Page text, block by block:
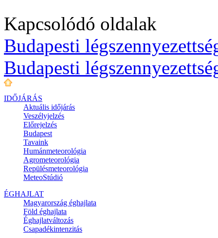
Kapcsolódó oldalak
Budapesti
Budapesti
IDŐJÁRÁS
Aktuális időjárás
Veszélyjelzés
Előrejelzés
Budapest
Tavaink
Humánmeteorológia
Agrometeorológia
Repülésmeteorológia
MeteoStúdió
ÉGHAJLAT
Magyarország éghajlata
Föld éghajlata
Éghajlatváltozás
Csapadékintenzitás